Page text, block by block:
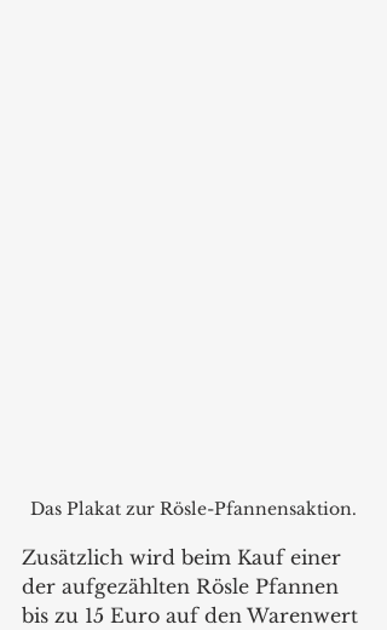
Das Plakat zur Rösle-Pfannensaktion.
Zusätzlich wird beim Kauf einer
der aufgezählten Rösle Pfannen
bis zu 15 Euro auf den Warenwert